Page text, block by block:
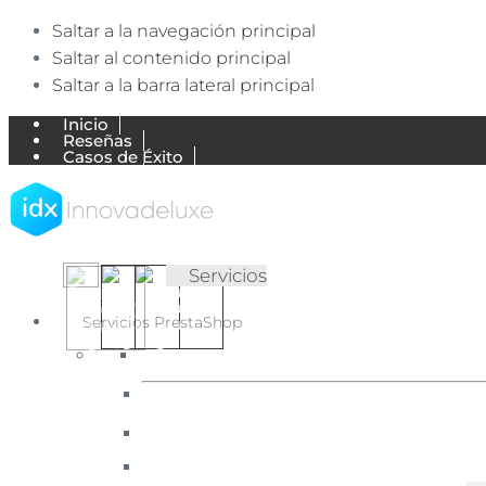
Saltar a la navegación principal
Saltar al contenido principal
Saltar a la barra lateral principal
Inicio
Reseñas
Casos de Éxito
Blog de Ecommerce
EspañolEnglishPortuguês
Ecommerce
【Expertos
expertos
PrestaShop
Servicios
Servicios PrestaShop